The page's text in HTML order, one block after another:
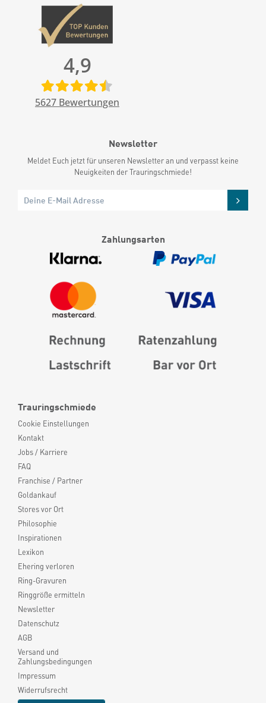
Trauringschmiede
Cookie Einstellungen
Kontakt
Jobs / Karriere
FAQ
Franchise / Partner
Goldankauf
Stores vor Ort
Philosophie
Inspirationen
Lexikon
Ehering verloren
Ring-Gravuren
Ringgröße ermitteln
Newsletter
Datenschutz
AGB
Versand und
Zahlungsbedingungen
Impressum
Widerrufsrecht
4,9
5627 Bewertungen
Newsletter
Meldet Euch jetzt für unseren Newsletter an und verpasst keine
Neuigkeiten der Trauringschmiede!
Zahlungsarten